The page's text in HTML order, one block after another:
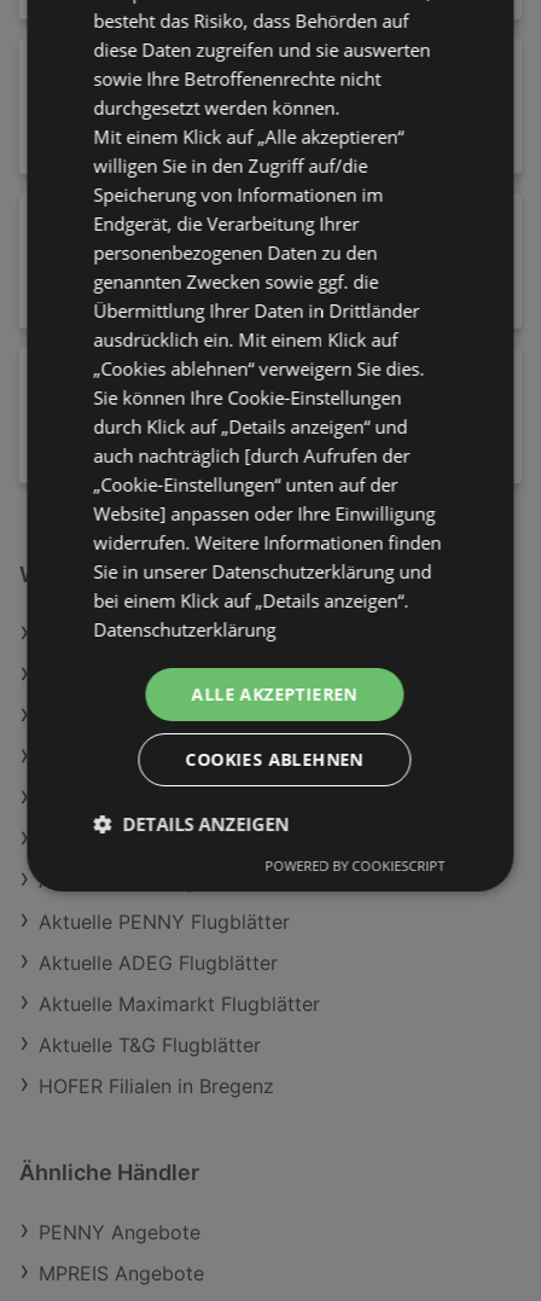
CHOCEUR Belgische Meeresfrüchte, 250
g
2,49 €
GOURMET FINEST CUISINE Prämierter
Käsegenuss, 275 g/250 g
1,99 €
HEAD & SHOULDERS Anti-Schuppen
Shampoo, 500 ml
4,79 €
Weiterführende Links
Clever Knoblauchbaguette
Wiener Zucker Staubzucker
Clever Apfel rot
HOFER Angebote
T&G Angebote
Aktuelle Lidl Flugblätter
Aktuelle PENNY Flugblätter
Aktuelle ADEG Flugblätter
Aktuelle Maximarkt Flugblätter
Aktuelle T&G Flugblätter
HOFER Filialen in Bregenz
Ähnliche Händler
PENNY Angebote
MPREIS Angebote
besteht das Risiko, dass Behörden auf
diese Daten zugreifen und sie auswerten
sowie Ihre Betroffenenrechte nicht
durchgesetzt werden können.
Mit einem Klick auf „Alle akzeptieren“
willigen Sie in den Zugriff auf/die
Speicherung von Informationen im
Endgerät, die Verarbeitung Ihrer
personenbezogenen Daten zu den
genannten Zwecken sowie ggf. die
Übermittlung Ihrer Daten in Drittländer
ausdrücklich ein. Mit einem Klick auf
„Cookies ablehnen“ verweigern Sie dies.
Sie können Ihre Cookie-Einstellungen
durch Klick auf „Details anzeigen“ und
auch nachträglich [durch Aufrufen der
„Cookie-Einstellungen“ unten auf der
Website] anpassen oder Ihre Einwilligung
widerrufen. Weitere Informationen finden
Sie in unserer Datenschutzerklärung und
bei einem Klick auf „Details anzeigen“.
Datenschutzerklärung
ALLE AKZEPTIEREN
COOKIES ABLEHNEN
DETAILS ANZEIGEN
POWERED BY COOKIESCRIPT